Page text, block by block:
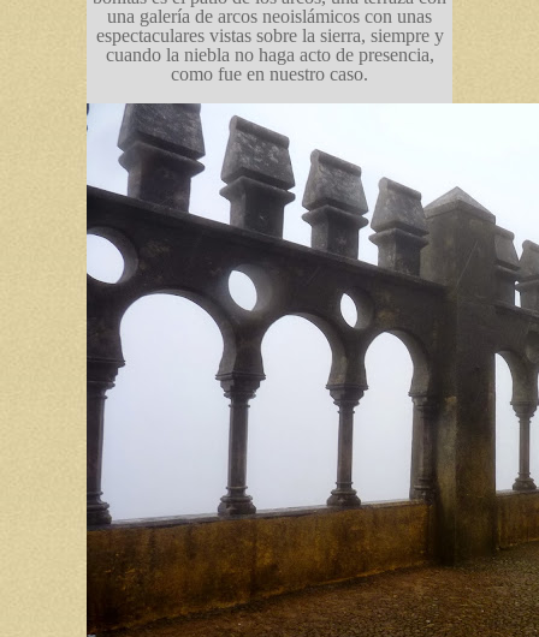
una galería de arcos neoislámicos con unas
espectaculares vistas sobre la sierra, siempre y
cuando la niebla no haga acto de presencia,
como fue en nuestro caso.